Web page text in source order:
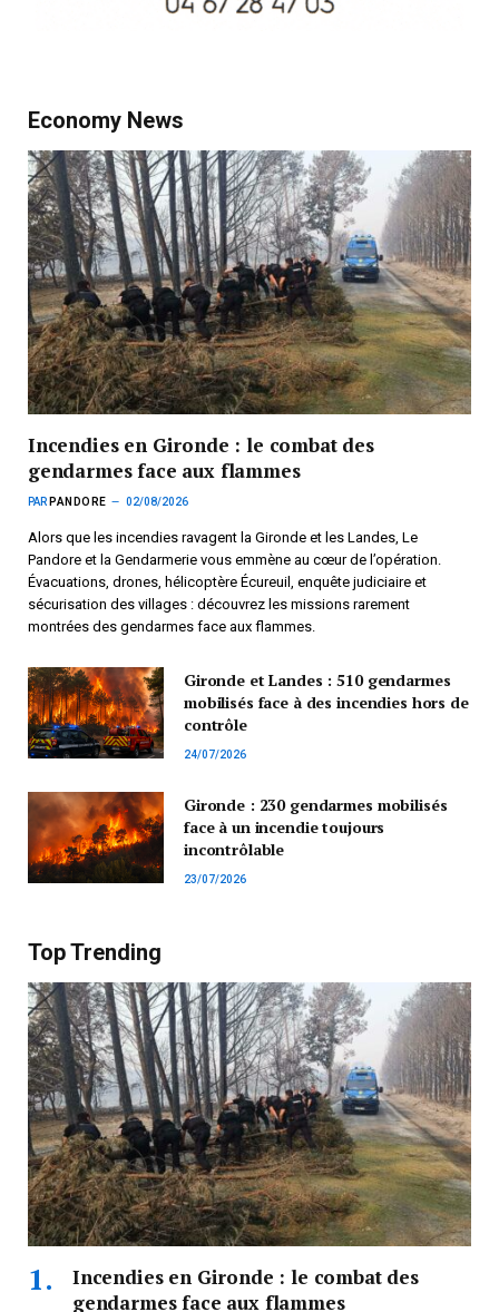
Economy News
Incendies en Gironde : le combat des
gendarmes face aux flammes
PAR PANDORE 02/08/2026
Alors que les incendies ravagent la Gironde et les Landes, Le
Pandore et la Gendarmerie vous emmène au cœur de l’opération.
Évacuations, drones, hélicoptère Écureuil, enquête judiciaire et
sécurisation des villages : découvrez les missions rarement
montrées des gendarmes face aux flammes.
Gironde et Landes : 510 gendarmes
mobilisés face à des incendies hors de
contrôle
24/07/2026
Gironde : 230 gendarmes mobilisés
face à un incendie toujours
incontrôlable
23/07/2026
Top Trending
Incendies en Gironde : le combat des
gendarmes face aux flammes